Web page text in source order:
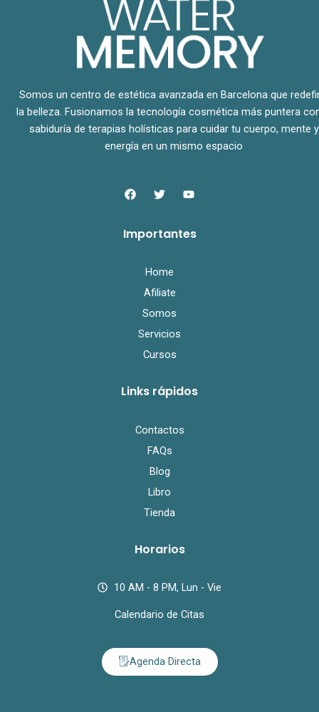
Somos un centro de estética avanzada en Barcelona que
la belleza. Fusionamos la tecnología cosmética más puntera
sabiduría de terapias holísticas para cuidar tu cuerpo, mente y
energía en un mismo espacio
F
a
b
T
w
t
Y
o
u
Importantes
Home
Afiliate
Somos
Servicios
Cursos
Links rápidos
Contactos
FAQs
Blog
Libro
Tienda
Horarios
10 AM - 8 PM, Lun - Vie
Calendario de Citas
Agenda Directa